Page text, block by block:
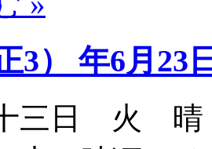
3） 年6月23
三日 火 晴